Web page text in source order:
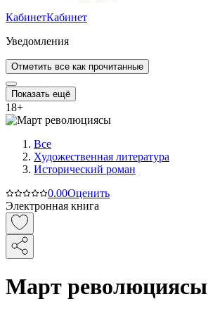
КабинетКабинет
Уведомления
Отметить все как прочитанные
Показать ещё
18+
Все
Художественная литература
Исторический роман
0.00Оценить
Электронная книга
Март революциясы